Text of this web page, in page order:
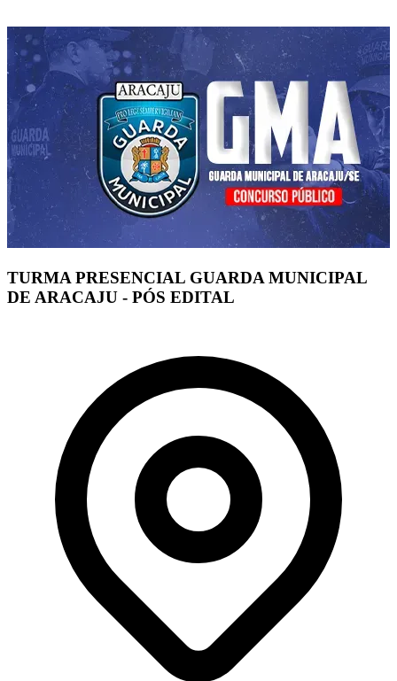
TURMA PRESENCIAL GUARDA MUNICIPAL
DE ARACAJU - PÓS EDITAL